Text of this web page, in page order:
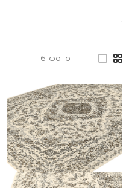
6 фото —